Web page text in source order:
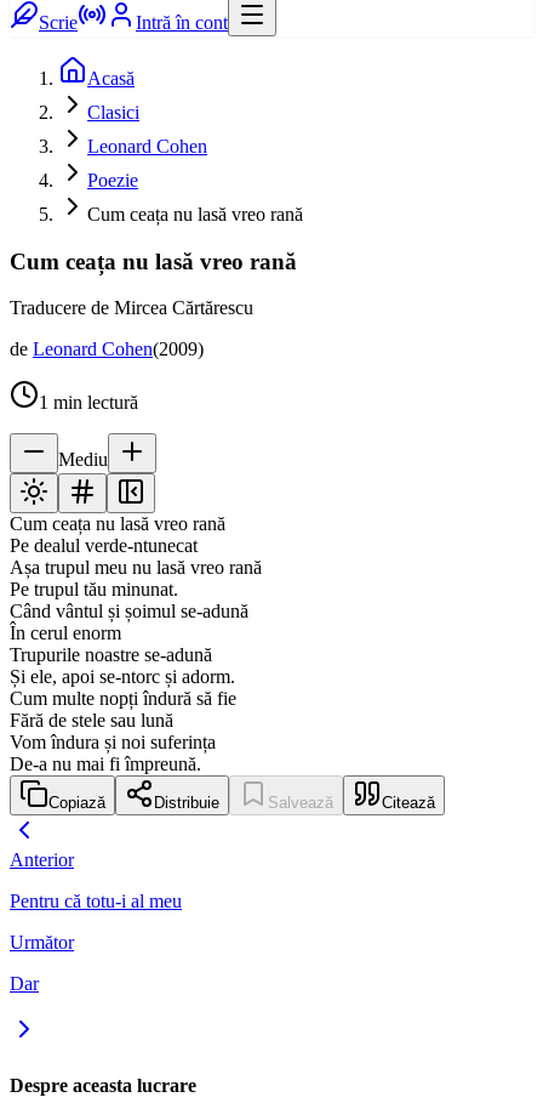
Scrie Intră în cont
Acasă
Clasici
Leonard Cohen
Poezie
Cum ceața nu lasă vreo rană
Cum ceața nu lasă vreo rană
Traducere de Mircea Cărtărescu
de Leonard Cohen(2009)
1 min lectură
Mediu
Cum ceața nu lasă vreo rană
Pe dealul verde-ntunecat
Așa trupul meu nu lasă vreo rană
Pe trupul tău minunat.
Când vântul și șoimul se-adună
În cerul enorm
Trupurile noastre se-adună
Și ele, apoi se-ntorc și adorm.
Cum multe nopți îndură să fie
Fără de stele sau lună
Vom îndura și noi suferința
De-a nu mai fi împreună.
Copiază Distribuie Salvează Citează
Anterior
Pentru că totu-i al meu
Următor
Dar
Despre aceasta lucrare